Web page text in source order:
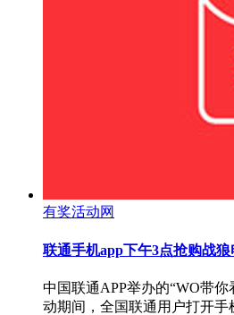
有奖活动网
联通手机app下午3点抢购战狼
中国联通APP举办的“WO带
动期间，全国联通用户打开手